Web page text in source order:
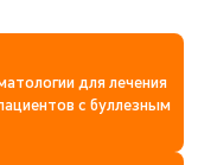
для лечения
с буллезным